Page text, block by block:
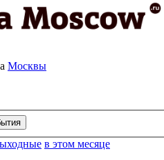
Москвы
в этом месяце